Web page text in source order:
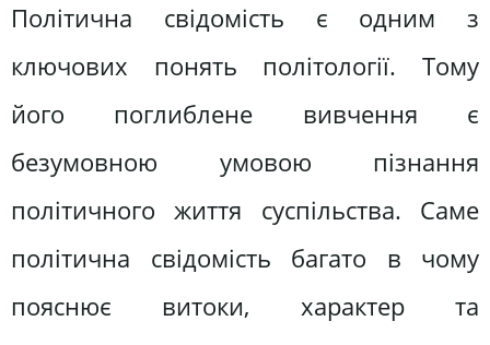
Політична свідомість є одним з
ключових понять політології. Тому
його поглиблене вивчення є
безумовною умовою пізнання
політичного життя суспільства. Саме
політична свідомість багато в чому
пояснює витоки, характер та